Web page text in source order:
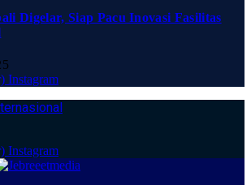
Digelar, Siap Pacu Inovasi Fasilitas
Instagram
Instagram